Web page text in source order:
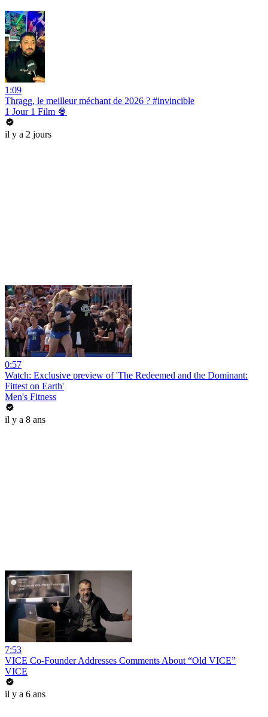
1:09
Thragg, le meilleur méchant de 2026 ? #invincible
1 Jour 1 Film 🍿
il y a 2 jours
0:57
Watch: Exclusive preview of 'The Redeemed and the Dominant:
Fittest on Earth'
Men's Fitness
il y a 8 ans
7:53
VICE Co-Founder Addresses Comments About “Old VICE”
VICE
il y a 6 ans